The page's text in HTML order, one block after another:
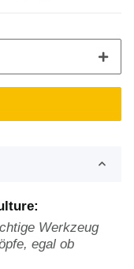
Werkzeug
egal ob